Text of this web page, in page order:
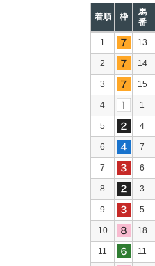
着順 枠
馬
番
1 13
2 14
3 15
4 1
5 4
6 7
7 6
8 3
9 5
10 18
11 11